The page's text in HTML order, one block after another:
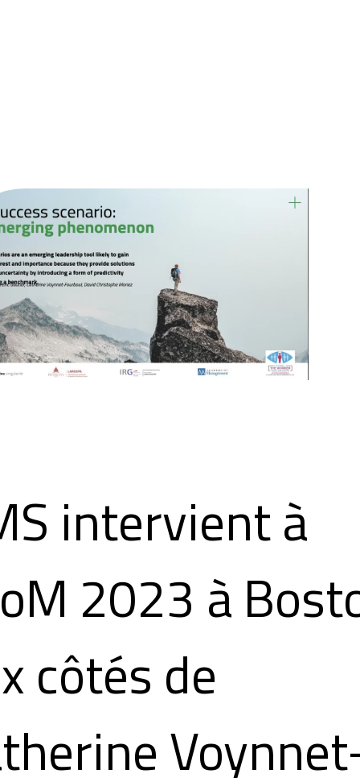
intervient à
2023 à
côtés de